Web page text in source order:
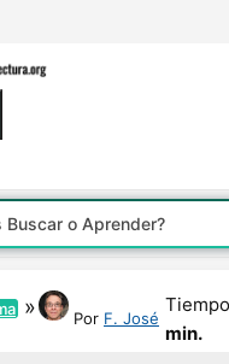
» Por F. José
min.